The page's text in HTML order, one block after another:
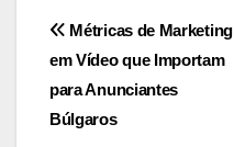
Post
navigation
Métricas de Marketing
em Vídeo que Importam
para Anunciantes
Búlgaros